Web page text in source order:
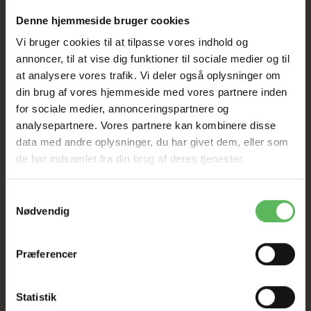
Denne hjemmeside bruger cookies
Vi bruger cookies til at tilpasse vores indhold og
annoncer, til at vise dig funktioner til sociale medier og til
at analysere vores trafik. Vi deler også oplysninger om
din brug af vores hjemmeside med vores partnere inden
for sociale medier, annonceringspartnere og
analysepartnere. Vores partnere kan kombinere disse
data med andre oplysninger, du har givet dem, eller som
de har indsamlet fra din brug af deres tjenester.
Nødvendig
Præferencer
Statistik
SAT NED
Tilbud GÆLDER IKKE
I FYSISK BUTIKKERE
BESKRIVELSE
StarSnack Crushy Anti-Hairballs er en skøn godbid til
alle katte, de er sprøde udenpå og cremede